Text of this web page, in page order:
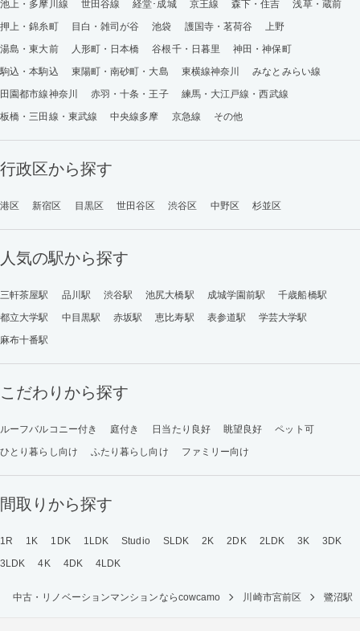
池上・多摩川線
世田谷線 経堂･成城 京王線 森下・住吉
浅草・蔵前
押上・錦糸町
目白・雑司が谷 池袋 護国寺・茗荷谷
上野
湯島・東大前
人形町・日本橋 谷根千・日暮里
神田・神保町
駒込・本駒込
東陽町・南砂町・大島 東横線神奈川
みなとみらい線
田園都市線神奈川
赤羽・十条・王子
練馬・大江戸線・西武線
板橋・三田線・東武線
中央線多摩 京急線 その他
行政区から探す
港区 新宿区 目黒区 世田谷区 渋谷区 中野区 杉並区
人気の駅から探す
三軒茶屋駅 品川駅 渋谷駅 池尻大橋駅 成城学園前駅
千歳船橋駅
都立大学駅
中目黒駅 赤坂駅 恵比寿駅 表参道駅
学芸大学駅
麻布十番駅
こだわりから探す
ルーフバルコニー付き 庭付き 日当たり良好 眺望良好
ペット可
ひとり暮らし向け
ふたり暮らし向け ファミリー向け
間取りから探す
1R 1K 1DK 1LDK Studio SLDK 2K 2DK 2LDK 3K
3DK
3LDK
4K 4DK 4LDK
中古・リノベーションマンションならcowcamo 川崎市宮前区 鷺沼駅